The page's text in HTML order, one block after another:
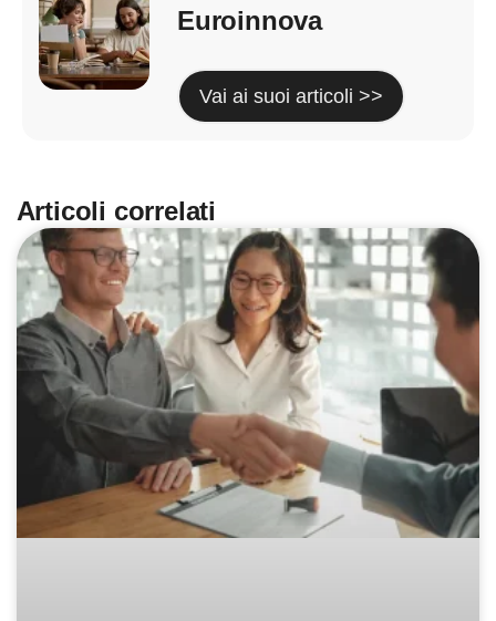
Euroinnova
Vai ai suoi articoli >>
Articoli correlati